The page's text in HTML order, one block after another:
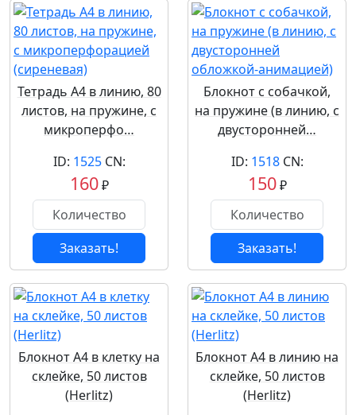
Тетрадь А4 в линию, 80
листов, на пружине, с
микроперфо…
ID: 1525CN:
160₽
Заказать!
Блокнот с собачкой,
на пружине (в линию, с
двусторонней…
ID: 1518CN:
150₽
Заказать!
Блокнот А4 в клетку на
склейке, 50 листов
(Herlitz)
Блокнот А4 в линию на
склейке, 50 листов
(Herlitz)